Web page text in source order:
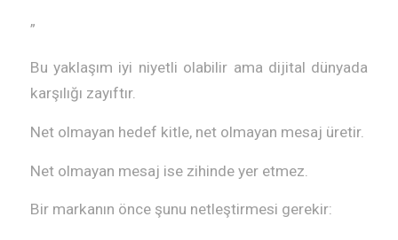
”
Bu yaklaşım iyi niyetli olabilir ama dijital dünyada
karşılığı zayıftır.
Net olmayan hedef kitle, net olmayan mesaj üretir.
Net olmayan mesaj ise zihinde yer etmez.
Bir markanın önce şunu netleştirmesi gerekir: